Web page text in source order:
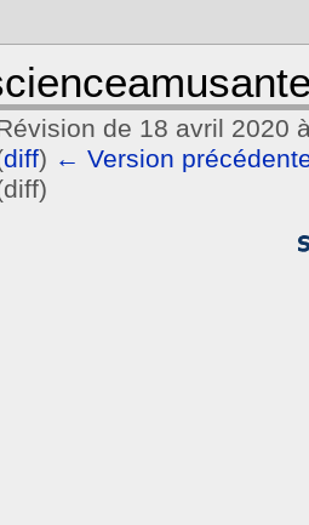
de 18 avril 2020
diff) ← Version